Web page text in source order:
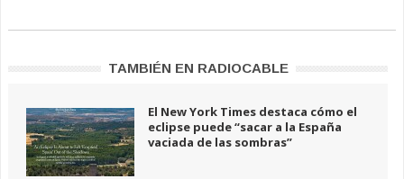
TAMBIÉN EN RADIOCABLE
El New York Times destaca cómo el
eclipse puede “sacar a la España
vaciada de las sombras”